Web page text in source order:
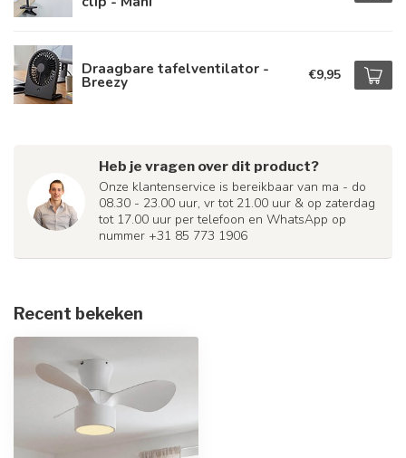
Draagbare tafelventilator -
Breezy €9,95
Heb je vragen over dit product?
Onze klantenservice is bereikbaar van ma - do
08.30 - 23.00 uur, vr tot 21.00 uur & op zaterdag
tot 17.00 uur per telefoon en WhatsApp op
nummer +31 85 773 1906
Recent bekeken